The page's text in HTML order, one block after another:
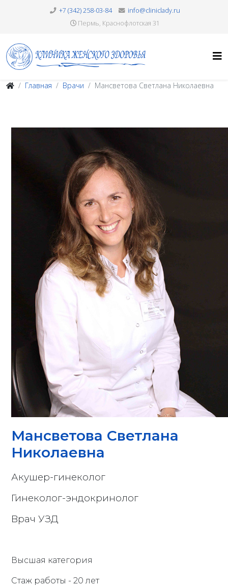
+7 (342) 258-03-84
info@cliniclady.ru
Пермь, Краснофлотская 31
Главная Врачи Мансветова Светлана Николаевна
Мансветова Светлана
Николаевна
Акушер-гинеколог
Гинеколог-эндокринолог
Врач УЗД
Высшая категория
Стаж работы - 20 лет